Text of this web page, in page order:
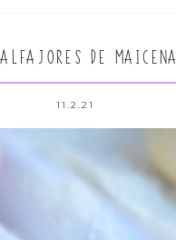
ALFAJORES DE MAICENA
11.2.21